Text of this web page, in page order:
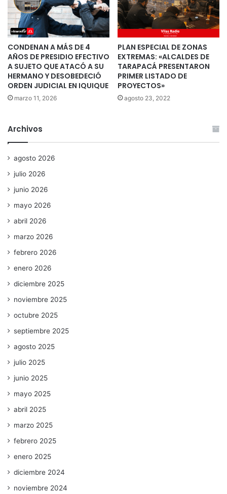
CONDENAN A MÁS DE 4
AÑOS DE PRESIDIO EFECTIVO
A SUJETO QUE ATACÓ A SU
HERMANO Y DESOBEDECIÓ
ORDEN JUDICIAL EN IQUIQUE
marzo 11, 2026
PLAN ESPECIAL DE ZONAS
EXTREMAS: «ALCALDES DE
TARAPACÁ PRESENTARON
PRIMER LISTADO DE
PROYECTOS»
agosto 23, 2022
Archivos
agosto 2026
julio 2026
junio 2026
mayo 2026
abril 2026
marzo 2026
febrero 2026
enero 2026
diciembre 2025
noviembre 2025
octubre 2025
septiembre 2025
agosto 2025
julio 2025
junio 2025
mayo 2025
abril 2025
marzo 2025
febrero 2025
enero 2025
diciembre 2024
noviembre 2024